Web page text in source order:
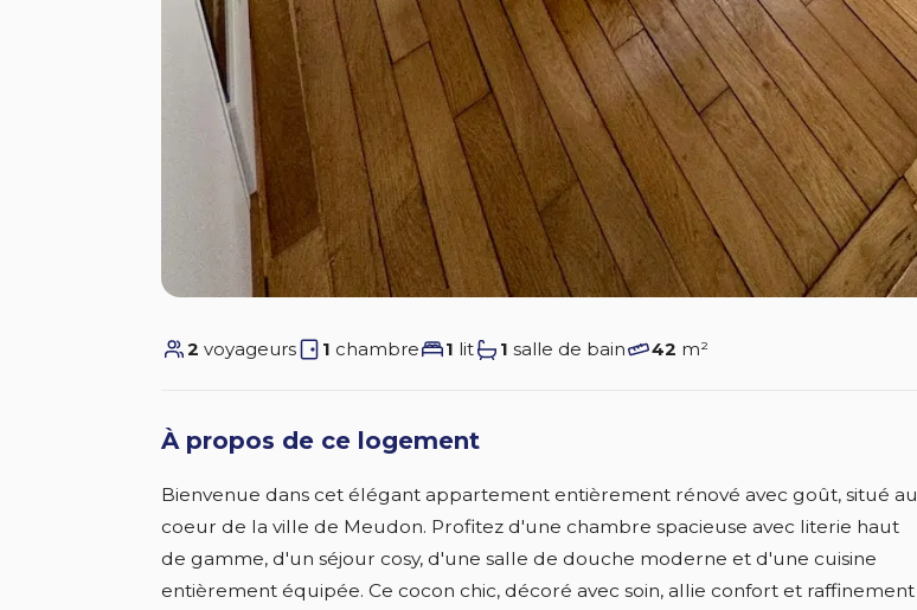
2 voyageurs 1 chambre 1 lit 1 salle de bain 42 m²
À propos de ce logement
Bienvenue dans cet élégant appartement entièrement rénové avec goût, situé au
coeur de la ville de Meudon. Profitez d'une chambre spacieuse avec literie haut
de gamme, d'un séjour cosy, d'une salle de douche moderne et d'une cuisine
entièrement équipée. Ce cocon chic, décoré avec soin, allie confort et raffinement